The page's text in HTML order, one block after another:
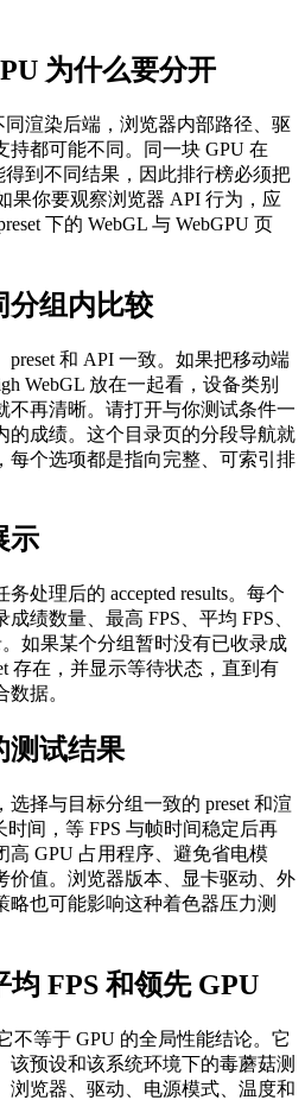
为什么要分开
同渲染后端，浏览器内部路径、驱
持都可能不同。同一块 GPU 在
得到不同结果，因此排行榜必须把
果你要观察浏览器 API 行为，应
下的 WebGL 与 WebGPU 页
分组内比较
和 API 一致。如果把移动端
WebGL 放在一起看，设备类别
不再清晰。请打开与你测试条件一
的成绩。这个目录页的分段导航就
每个选项都是指向完整、可索引排
示
处理后的 accepted results。每个
绩数量、最高 FPS、平均 FPS、
如果某个分组暂时没有已收录成
存在，并显示等待状态，直到有
据。
测试结果
择与目标分组一致的 preset 和渲
间，等 FPS 与帧时间稳定后再
高 GPU 占用程序、避免省电模
价值。浏览器版本、显卡驱动、外
略也可能影响这种着色器压力测
均 FPS 和领先 GPU
不等于 GPU 的全局性能结论。它
该预设和该系统环境下的毒蘑菇测
浏览器、驱动、电源模式、温度和